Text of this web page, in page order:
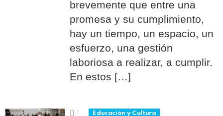
brevemente que entre una
promesa y su cumplimiento,
hay un tiempo, un espacio, un
esfuerzo, una gestión
laboriosa a realizar, a cumplir.
En estos […]
1 Educación y Cultura